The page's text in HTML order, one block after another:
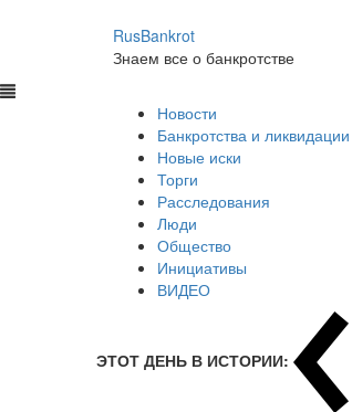
RusBankrot
Знаем все о банкротстве
Новости
Банкротства и ликвидации
Новые иски
Торги
Расследования
Люди
Общество
Инициативы
ВИДЕО
ЭТОТ ДЕНЬ В ИСТОРИИ: